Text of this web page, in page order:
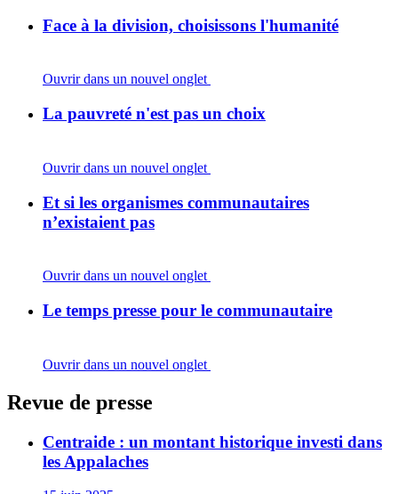
Face à la division, choisissons l'humanité
Ouvrir dans un nouvel onglet
La pauvreté n'est pas un choix
Ouvrir dans un nouvel onglet
Et si les organismes communautaires
n’existaient pas
Ouvrir dans un nouvel onglet
Le temps presse pour le communautaire
Ouvrir dans un nouvel onglet
Revue de presse
Centraide : un montant historique investi dans
les Appalaches